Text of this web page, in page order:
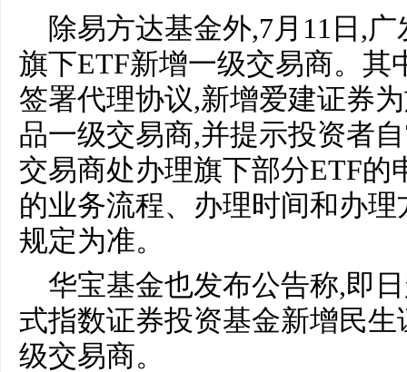
除易方达基金外,7月11日,
旗下ETF新增一级交易商。其
签署代理协议,新增爱建证券
品一级交易商,并提示投资者
交易商处办理旗下部分ETF的
的业务流程、办理时间和办
规定为准。
华宝基金也发布公告称,即
式指数证券投资基金新增民
级交易商。